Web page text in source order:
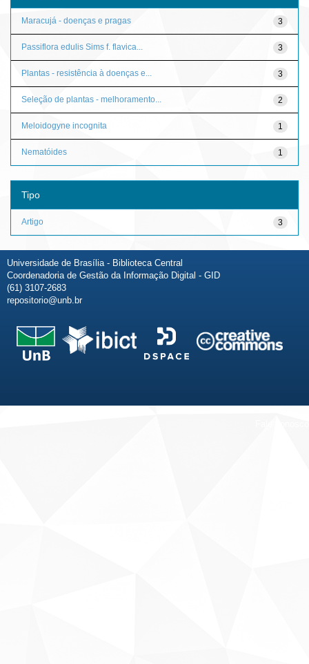
3
Maracujá - doenças e pragas
3
Passiflora edulis Sims f. flavica...
3
Plantas - resistência à doenças e...
2
Seleção de plantas - melhoramento...
1
Meloidogyne incognita
1
Nematóides
Tipo
3
Artigo
Universidade de Brasília - Biblioteca Central
Coordenadoria de Gestão da Informação Digital - GID
(61) 3107-2683
repositorio@unb.br